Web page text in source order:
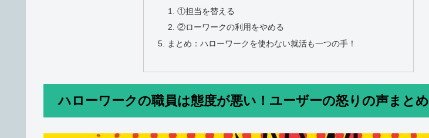
①担当を替える
②ローワークの利用をやめる
まとめ：ハローワークを使わない就活も一つの手！
ハローワークの職員は態度が悪い！ユーザーの怒りの声まとめ